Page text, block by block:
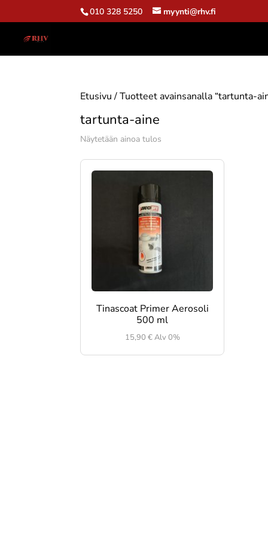
010 328 5250 myynti@rhv.fi
Etusivu/ Tuotteet avainsanalla “tartunta-
tartunta-aine
Näytetään ainoa tulos
Tinascoat Primer Aerosoli
500 ml
15,90 €Alv 0%